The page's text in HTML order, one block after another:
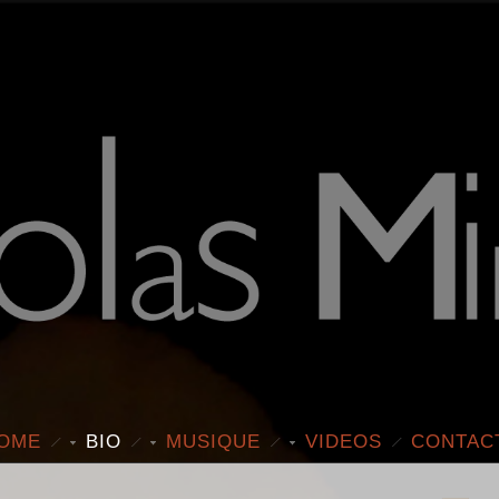
BIO MUSIQUE VIDEOS